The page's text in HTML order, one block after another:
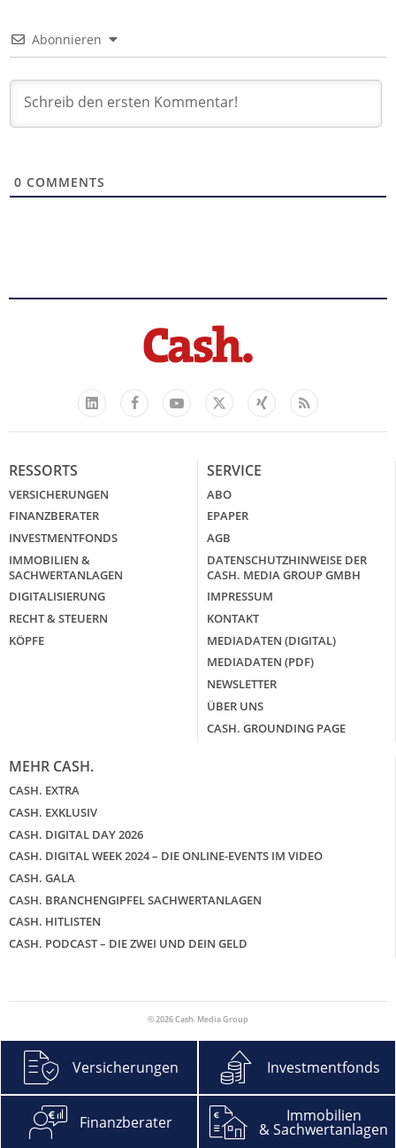
Abonnieren
0 COMMENTS
LinkedIn
FacebookYouTube
X
Xing Feed
RESSORTS
VERSICHERUNGEN
FINANZBERATER
INVESTMENTFONDS
IMMOBILIEN &
SACHWERTANLAGEN
DIGITALISIERUNG
RECHT & STEUERN
KÖPFE
SERVICE
ABO
EPAPER
AGB
DATENSCHUTZHINWEISE DER
CASH. MEDIA GROUP GMBH
IMPRESSUM
KONTAKT
MEDIADATEN (DIGITAL)
MEDIADATEN (PDF)
NEWSLETTER
ÜBER UNS
CASH. GROUNDING PAGE
MEHR CASH.
CASH. EXTRA
CASH. EXKLUSIV
CASH. DIGITAL DAY 2026
CASH. DIGITAL WEEK 2024 – DIE ONLINE-EVENTS IM VIDEO
CASH. GALA
CASH. BRANCHENGIPFEL SACHWERTANLAGEN
CASH. HITLISTEN
CASH. PODCAST – DIE ZWEI UND DEIN GELD
© 2026 Cash. Media Group
Versicherungen Investmentfonds
Finanzberater Immobilien
& Sachwertanlagen